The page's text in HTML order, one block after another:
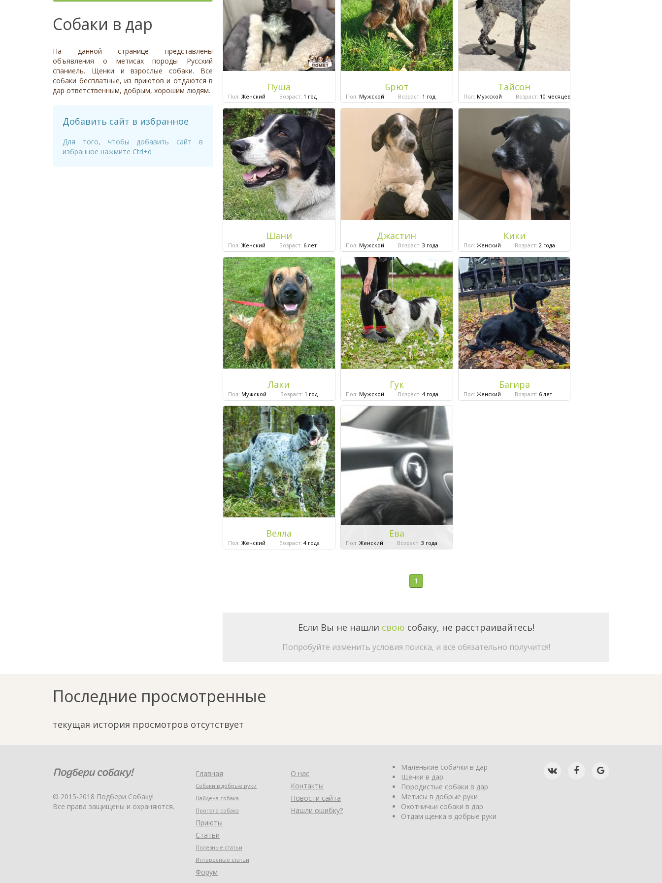
Средний Крупный
Тип
Семейная
Охотничья
Серый
Дополнительные цвета
Черный
Белый
Серый
Палевый
Вес (кг)
Нет
Равнодушное
Отношение к кошкам
Доброжелательное
Равнодушное
Может проявить агрессию
Доброжелательное
Равнодушное
Может проявить агрессию
Приучен к поводку
- неважно -
Дрессировка
Да
Отдаётся в
- не уточнено -
Собаки в дар
На данной странице представлены
объявления о метисах породы Русский
спаниель. Щенки и взрослые собаки. Все
собаки бесплатные, из приютов и отдаются в
дар ответственным, добрым, хорошим людям.
Добавить сайт в избранное
Для того, чтобы добавить сайт в
избранное нажмите Ctrl+d
Пуша
Пол: Женский Возраст: 1 год
Брют
Пол: Мужской Возраст: 1 год
Тайсон
Пол: Мужской Возраст: 10 месяцев
Шани
Пол: Женский Возраст: 6 лет
Джастин
Пол: Мужской Возраст: 3 года
Кики
Пол: Женский Возраст: 2 года
Лаки
Пол: Мужской Возраст: 1 год
Гук
Пол: Мужской Возраст: 4 года
Багира
Пол: Женский Возраст: 6 лет
Велла
Пол: Женский Возраст: 4 года
Ева
Пол: Женский Возраст: 3 года
1
Если Вы не нашли свою собаку, не расстраивайтесь!
Попробуйте изменить условия поиска, и все обязательно получится!
Последние просмотренные
текущая история просмотров отсутствует
© 2015-2018 Подбери Собаку!
Все права защищены и охраняются.
Главная
Собаки в добрые руки
Найдена собака
Пропала собака
Приюты
Статьи
Полезные статьи
Интересные статьи
Форум
О нас
Контакты
Новости сайта
Нашли ошибку?
Маленькие собачки в дар
Щенки в дар
Породистые собаки в дар
Метисы в добрые руки
Охотничьи собаки в дар
Отдам щенка в добрые руки